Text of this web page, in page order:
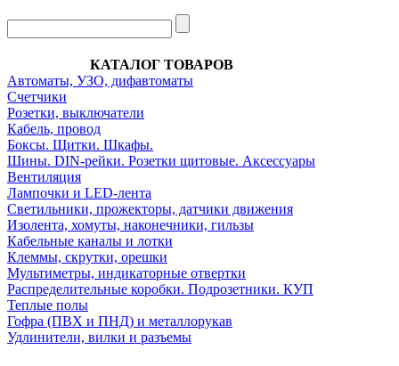
КАТАЛОГ ТОВАРОВ
Автоматы, УЗО, дифавтоматы
Счетчики
Розетки, выключатели
Кабель, провод
Боксы. Щитки. Шкафы.
Шины. DIN-рейки. Розетки щитовые. Аксессуары
Вентиляция
Лампочки и LED-лента
Светильники, прожекторы, датчики движения
Изолента, хомуты, наконечники, гильзы
Кабельные каналы и лотки
Клеммы, скрутки, орешки
Мультиметры, индикаторные отвертки
Распределительные коробки. Подрозетники. КУП
Теплые полы
Гофра (ПВХ и ПНД) и металлорукав
Удлинители, вилки и разъемы